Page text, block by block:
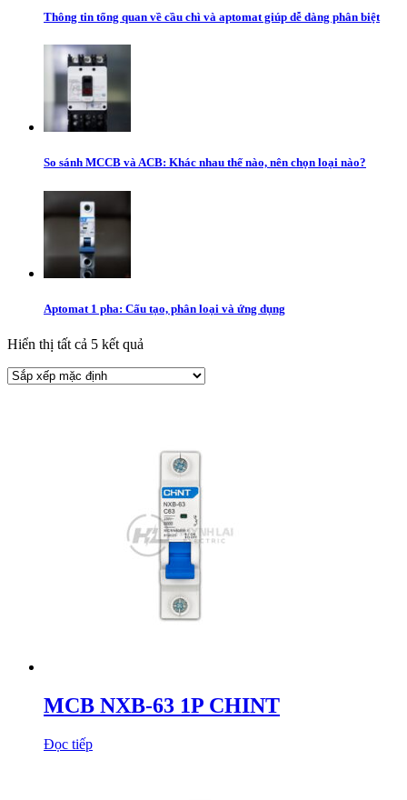
Thông tin tổng quan về cầu chì và aptomat giúp dễ dàng phân biệt
So sánh MCCB và ACB: Khác nhau thế nào, nên chọn loại nào?
Aptomat 1 pha: Cấu tạo, phân loại và ứng dụng
Hiển thị tất cả 5 kết quả
MCB NXB-63 1P CHINT
Đọc tiếp